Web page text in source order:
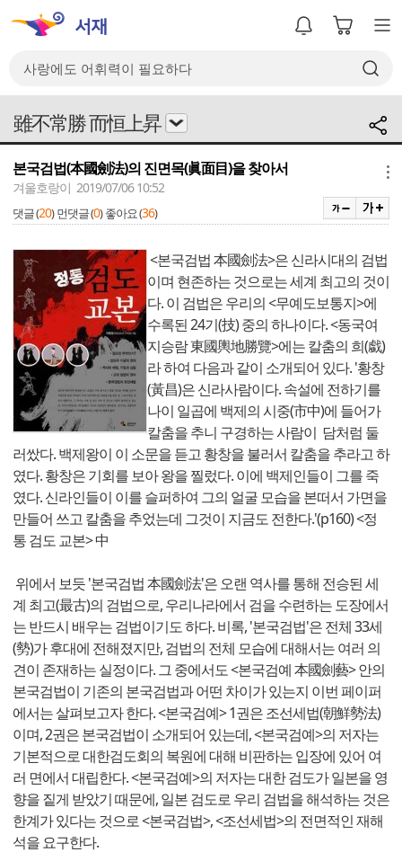
雖不常勝 而恒上昇
본국검법(本國劍法)의 진면목(眞面目)을 찾아서
겨울호랑이 2019/07/06 10:52
댓글 (20) 먼댓글 (0) 좋아요 (36)
<본국검법 本國劍法>은 신라시대의 검법
이며 현존하는 것으로는 세계 최고의 것이
다. 이 검법은 우리의 <무예도보통지>에
수록된 24기(技) 중의 하나이다. <동국여
지승람 東國輿地勝覽>에는 칼춤의 희(戱)
라 하여 다음과 같이 소개되어 있다. '황창
(黃昌)은 신라사람이다. 속설에 전하기를
나이 일곱에 백제의 시중(市中)에 들어가
칼춤을 추니 구경하는 사람이 담처럼 둘
러쌌다. 백제왕이 이 소문을 듣고 황창을 불러서 칼춤을 추라고 하
였다. 황창은 기회를 보아 왕을 찔렀다. 이에 백제인들이 그를 죽
였다. 신라인들이 이를 슬퍼하여 그의 얼굴 모습을 본떠서 가면을
만들어 쓰고 칼춤을 추었는데 그것이 지금도 전한다.'(p160) <정
통 검도 교본> 中
위에서 보듯 '본국검법 本國劍法'은 오랜 역사를 통해 전승된 세
계 최고(最古)의 검법으로, 우리나라에서 검을 수련하는 도장에서
는 반드시 배우는 검법이기도 하다. 비록, '본국검법'은 전체 33세
(勢)가 후대에 전해졌지만, 검법의 전체 모습에 대해서는 여러 의
견이 존재하는 실정이다. 그 중에서도 <본국검예 本國劍藝> 안의
본국검법이 기존의 본국검법과 어떤 차이가 있는지 이번 페이퍼
에서는 살펴보고자 한다. <본국검예> 1권은 조선세법(朝鮮勢法)
이며, 2권은 본국검법이 소개되어 있는데, <본국검예>의 저자는
기본적으로 대한검도회의 복원에 대해 비판하는 입장에 있어 여
러 면에서 대립한다. <본국검예>의 저자는 대한 검도가 일본을 영
향을 짙게 받았기 때문에, 일본 검도로 우리 검법을 해석하는 것은
한계가 있다는 것으로 <본국검법>, <조선세법>의 전면적인 재해
석을 요구한다.